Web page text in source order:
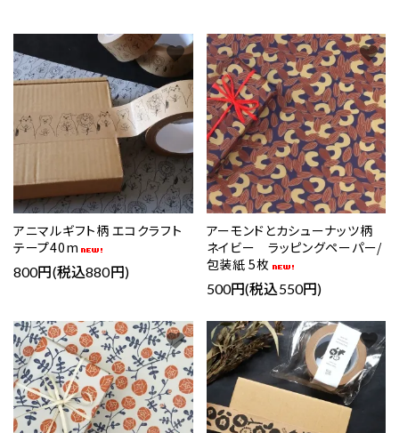
アニマルギフト柄 エコクラフト
テープ40m
800円(税込880円)
favorite
アーモンドとカシューナッツ柄
ネイビー ラッピングペーパー/
包装紙 5枚
500円(税込550円)
favorite
favorite favorite